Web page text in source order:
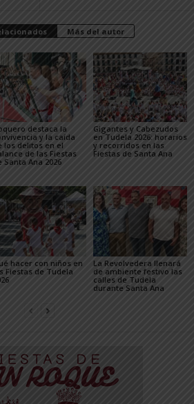
Más del autor
destaca la
y la caída
los delitos en el
de las Fiestas
Santa Ana 2026
Gigantes y Cabezudos
en Tudela 2026: horarios
y recorridos en las
Fiestas de Santa Ana
hacer con niños en
Fiestas de Tudela
La Revolvedera llenará
de ambiente festivo las
calles de Tudela
durante Santa Ana